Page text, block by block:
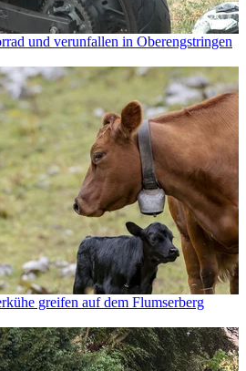
und verunfallen in Oberengstringen
greifen auf dem Flumserberg